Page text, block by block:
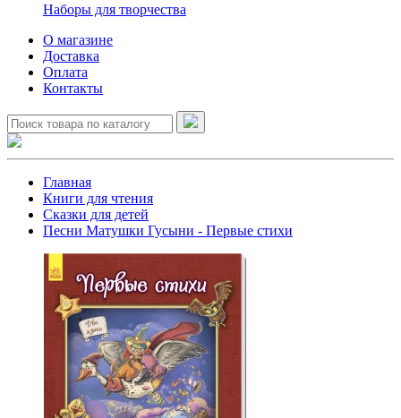
Наборы для творчества
О магазине
Доставка
Оплата
Контакты
Главная
Книги для чтения
Сказки для детей
Песни Матушки Гусыни - Первые стихи